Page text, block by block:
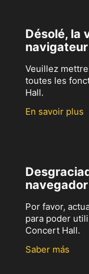
Désolé, la
navigateur
Veuillez
toutes les
Hall.
En savoir plus
Por favor,
para poder
Concert Hall.
Saber más